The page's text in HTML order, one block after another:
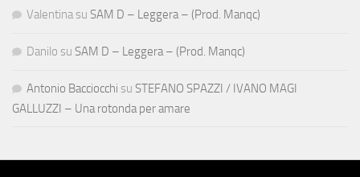
Valentina su SAM D – Leggera – (Prod. Manqc)
Danilo su SAM D – Leggera – (Prod. Manqc)
Antonio Bacciocchi su STEFANO SPAZZI / IVANO MAGI
GALLUZZI – Una rotonda per amare